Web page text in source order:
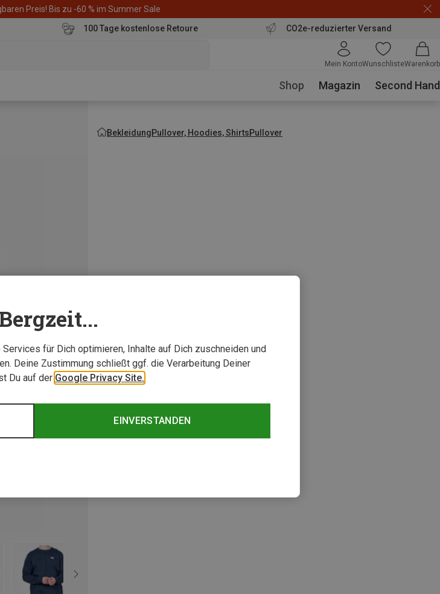
Preis! Bis zu -60 % im Summer Sale
100 Tage kostenlose Retoure CO2e-reduzierter Versand
Mein KontoWunschlisteWarenkorb
Shop Magazin Second Hand
BekleidungPullover, Hoodies, ShirtsPullover
für Dich optimieren, Inhalte auf Dich zuschneiden und
Deine Zustimmung schließt ggf. die Verarbeitung Deiner
Du auf der Google Privacy Site.
EINVERSTANDEN